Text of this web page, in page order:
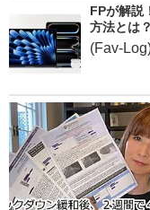
FPが解説
方法とは？
(Fav-